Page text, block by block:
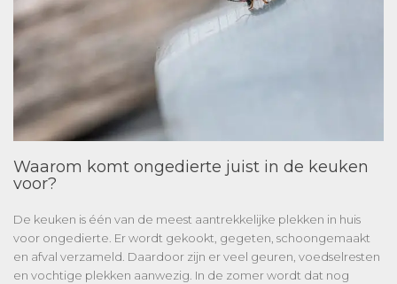
Waarom komt ongedierte juist in de keuken
voor?
De keuken is één van de meest aantrekkelijke plekken in huis
voor ongedierte. Er wordt gekookt, gegeten, schoongemaakt
en afval verzameld. Daardoor zijn er veel geuren, voedselresten
en vochtige plekken aanwezig. In de zomer wordt dat nog